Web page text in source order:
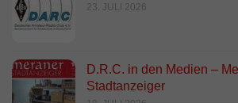
23. JULI 2026
D.R.C. in den Medien –
Stadtanzeiger